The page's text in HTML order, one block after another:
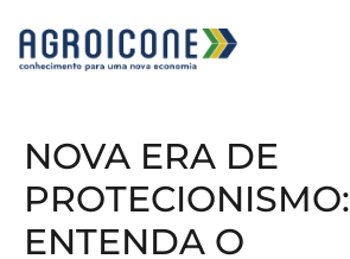
NOVA ERA DE
PROTECIONISMO:
ENTENDA O